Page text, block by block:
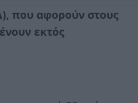
που αφορούν στους
εκτός